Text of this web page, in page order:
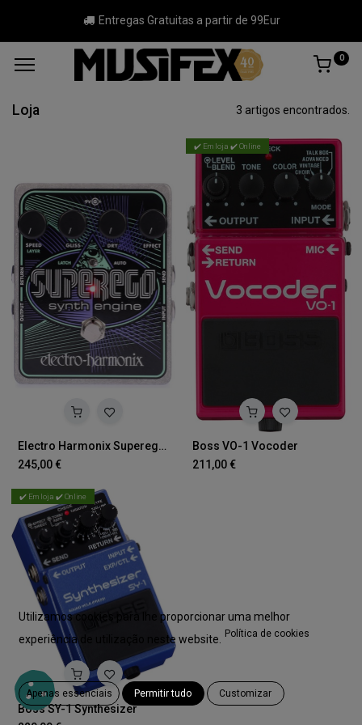
Entregas Gratuitas a partir de 99Eur
0
Loja 3 artigos encontrados.
Electro Harmonix Superego Synth Engine
245,00€
Boss VO-1 Vocoder
211,00€
✔️ Em loja ✔️ Online
Boss SY-1 Synthesizer
✔️ Em loja ✔️ Online
Utilizamos cookies para lhe proporcionar uma melhor
experiência de utilização neste website.
Política de cookies
Apenas essenciais Permitir tudo Customizar